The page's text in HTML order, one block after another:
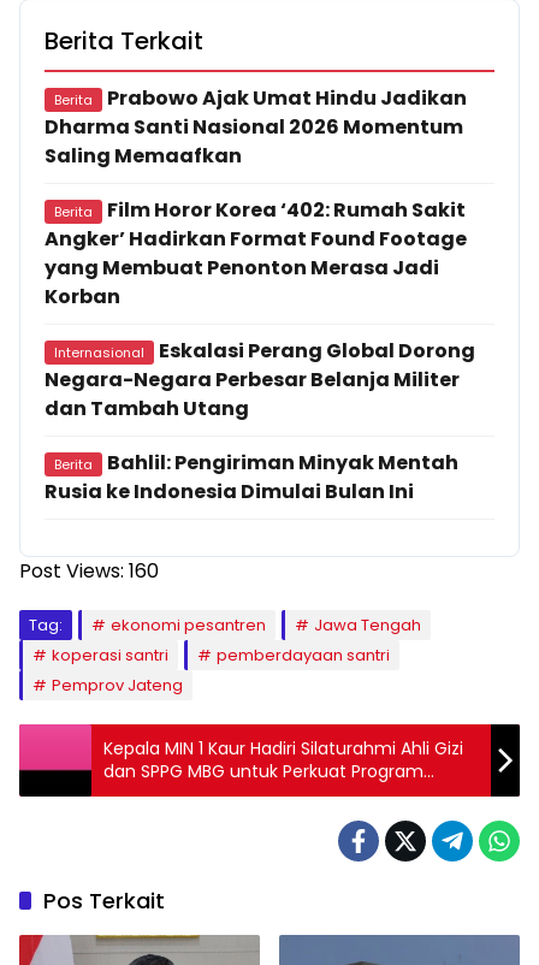
Berita Terkait
Berita
Prabowo Ajak Umat Hindu Jadikan
Dharma Santi Nasional 2026 Momentum
Saling Memaafkan
Berita
Film Horor Korea ‘402: Rumah Sakit
Angker’ Hadirkan Format Found Footage
yang Membuat Penonton Merasa Jadi
Korban
Internasional
Eskalasi Perang Global Dorong
Negara-Negara Perbesar Belanja Militer
dan Tambah Utang
Berita
Bahlil: Pengiriman Minyak Mentah
Rusia ke Indonesia Dimulai Bulan Ini
Post Views: 160
Tag: ekonomi pesantren
Jawa Tengah
koperasi santri
pemberdayaan santri
Pemprov Jateng
Kepala MIN 1 Kaur Hadiri Silaturahmi Ahli Gizi
dan SPPG MBG untuk Perkuat Program
Kesehatan Madrasah
Pos Terkait